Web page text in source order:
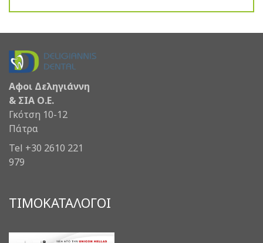
Αφοι Δεληγιάννη
& ΣΙΑ Ο.Ε.
Γκότση 10-12
Πάτρα
Tel +30 2610 221
979
ΤΙΜΟΚΑΤΑΛΟΓΟΙ